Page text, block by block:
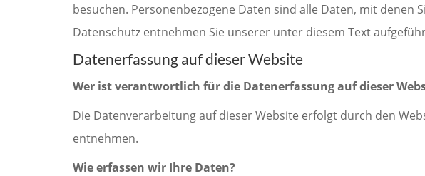
besuchen. Personenbezogene Daten sind alle Daten, mit
Datenschutz entnehmen Sie unserer unter diesem Text
Datenerfassung auf dieser Website
Wer ist verantwortlich für die Datenerfassung auf dieser
Die Datenverarbeitung auf dieser Website erfolgt durch den
entnehmen.
Wie erfassen wir Ihre Daten?